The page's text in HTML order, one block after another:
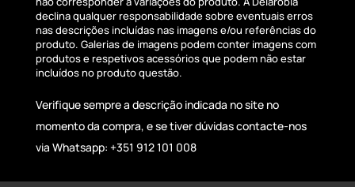
declina qualquer responsabilidade sobre eventuais erros
nas descrições incluídas nas imagens e/ou referências do
produto. Galerias de imagens podem conter imagens com
produtos e respetivos acessórios que podem não estar
incluídos no produto questão.
Verifique sempre a descrição indicada no site no
momento da compra, e se tiver dúvidas contacte-nos
via Whatsapp: +351 912 101 008